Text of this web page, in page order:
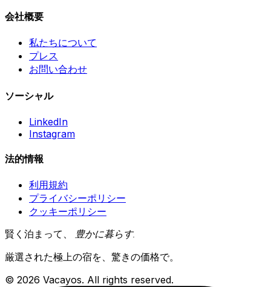
会社概要
私たちについて
プレス
お問い合わせ
ソーシャル
LinkedIn
Instagram
法的情報
利用規約
プライバシーポリシー
クッキーポリシー
賢く泊まって、 豊かに暮らす.
厳選された極上の宿を、驚きの価格で。
© 2026 Vacayos. All rights reserved.